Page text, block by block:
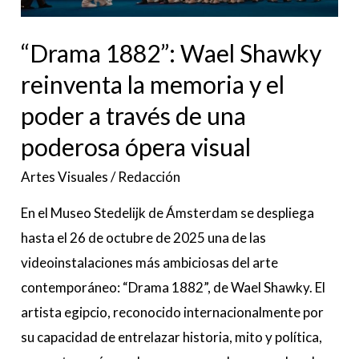
“Drama 1882”: Wael Shawky
reinventa la memoria y el
poder a través de una
poderosa ópera visual
Artes Visuales/Redacción
En el Museo Stedelijk de Ámsterdam se despliega
hasta el 26 de octubre de 2025 una de las
videoinstalaciones más ambiciosas del arte
contemporáneo: “Drama 1882”, de Wael Shawky. El
artista egipcio, reconocido internacionalmente por
su capacidad de entrelazar historia, mito y política,
memoria
y
poder
a
través
de
poderosa
ópera
visual